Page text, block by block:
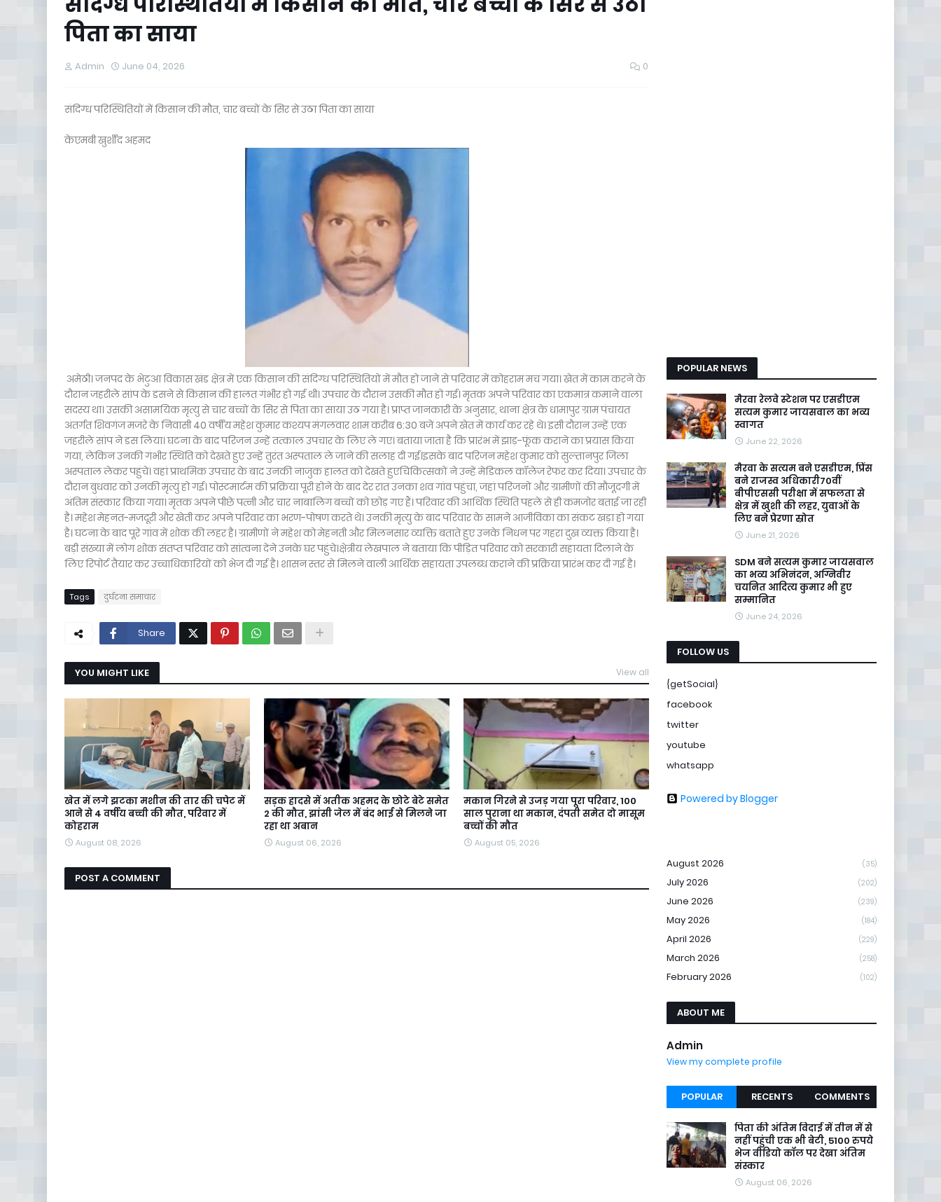
पिता का साया
Admin June 04, 2026 0
संदिग्ध परिस्थितियों में किसान की मौत, चार बच्चों के सिर से उठा पिता का साया
केएमबी खुर्शीद अहमद
अमेठी। जनपद के भेटुआ विकास खंड क्षेत्र में एक किसान की संदिग्ध परिस्थितियों में मौत हो जाने से परिवार में कोहराम मच गया। खेत में काम करने के
दौरान जहरीले सांप के डसने से किसान की हालत गंभीर हो गई थी। उपचार के दौरान उसकी मौत हो गई। मृतक अपने परिवार का एकमात्र कमाने वाला
सदस्य था। उसकी असामयिक मृत्यु से चार बच्चों के सिर से पिता का साया उठ गया है। प्राप्त जानकारी के अनुसार, थाना क्षेत्र के धामापुर ग्राम पंचायत
अंतर्गत शिवगंज मजरे के निवासी 40 वर्षीय महेश कुमार कश्यप मंगलवार शाम करीब 6:30 बजे अपने खेत में कार्य कर रहे थे। इसी दौरान उन्हें एक
जहरीले सांप ने डस लिया। घटना के बाद परिजन उन्हें तत्काल उपचार के लिए ले गए। बताया जाता है कि प्रारंभ में झाड़-फूंक कराने का प्रयास किया
गया, लेकिन उनकी गंभीर स्थिति को देखते हुए उन्हें तुरंत अस्पताल ले जाने की सलाह दी गई।इसके बाद परिजन महेश कुमार को सुल्तानपुर जिला
अस्पताल लेकर पहुंचे। वहां प्राथमिक उपचार के बाद उनकी नाजुक हालत को देखते हुएचिकित्सकों ने उन्हें मेडिकल कॉलेज रेफर कर दिया। उपचार के
दौरान बुधवार को उनकी मृत्यु हो गई। पोस्टमार्टम की प्रक्रिया पूरी होने के बाद देर रात उनका शव गांव पहुंचा, जहां परिजनों और ग्रामीणों की मौजूदगी में
अंतिम संस्कार किया गया। मृतक अपने पीछे पत्नी और चार नाबालिग बच्चों को छोड़ गए हैं। परिवार की आर्थिक स्थिति पहले से ही कमजोर बताई जा रही
है। महेश मेहनत-मजदूरी और खेती कर अपने परिवार का भरण-पोषण करते थे। उनकी मृत्यु के बाद परिवार के सामने आजीविका का संकट खड़ा हो गया
है। घटना के बाद पूरे गांव में शोक की लहर है। ग्रामीणों ने महेश को मेहनती और मिलनसार व्यक्ति बताते हुए उनके निधन पर गहरा दुख व्यक्त किया है।
बड़ी संख्या में लोग शोक संतप्त परिवार को सांत्वना देने उनके घर पहुंचे।क्षेत्रीय लेखपाल ने बताया कि पीड़ित परिवार को सरकारी सहायता दिलाने के
लिए रिपोर्ट तैयार कर उच्चाधिकारियों को भेज दी गई है। शासन स्तर से मिलने वाली आर्थिक सहायता उपलब्ध कराने की प्रक्रिया प्रारंभ कर दी गई है।
Tags दुर्घटना समाचार
Share
YOU MIGHT LIKE View all
खेत में लगे झटका मशीन की तार की चपेट में
आने से 4 वर्षीय बच्ची की मौत, परिवार में
कोहराम
August 08, 2026
सड़क हादसे में अतीक अहमद के छोटे बेटे समेत
2 की मौत, झांसी जेल में बंद भाई से मिलने जा
रहा था अबान
August 06, 2026
मकान गिरने से उजड़ गया पूरा परिवार, 100
साल पुराना था मकान, दंपती समेत दो मासूम
बच्चों की मौत
August 05, 2026
POST A COMMENT
POPULAR NEWS
मैरवा रेलवे स्टेशन पर एसडीएम
सत्यम कुमार जायसवाल का भव्य
स्वागत
June 22, 2026
मैरवा के सत्यम बने एसडीएम, प्रिंस
बने राजस्व अधिकारी70वीं
बीपीएससी परीक्षा में सफलता से
क्षेत्र में खुशी की लहर, युवाओं के
लिए बने प्रेरणा स्रोत
June 21, 2026
SDM बने सत्यम कुमार जायसवाल
का भव्य अभिनंदन, अग्निवीर
चयनित आदित्य कुमार भी हुए
सम्मानित
June 24, 2026
FOLLOW US
{getSocial}
facebook
twitter
youtube
whatsapp
Powered by Blogger
August 2026 (35)
July 2026 (202)
June 2026 (239)
May 2026 (184)
April 2026 (229)
March 2026 (258)
February 2026 (102)
ABOUT ME
Admin
View my complete profile
POPULAR RECENTS COMMENTS
पिता की अंतिम विदाई में तीन में से
नहीं पहुंची एक भी बेटी, 5100 रुपये
भेज वीडियो कॉल पर देखा अंतिम
संस्कार
August 06, 2026